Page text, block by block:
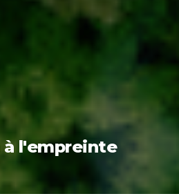
l'empreinte